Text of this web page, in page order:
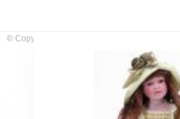
© Copyright: